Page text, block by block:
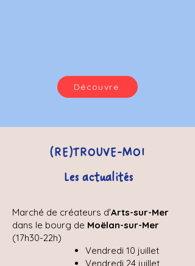
Découvre
(RE)TROUVE-MOI
Les actualités
Marché de créateurs d'Arts-sur-Mer
dans le bourg de Moëlan-sur-Mer
(17h30-22h)
Vendredi 10 juillet
Vendredi 24 juillet